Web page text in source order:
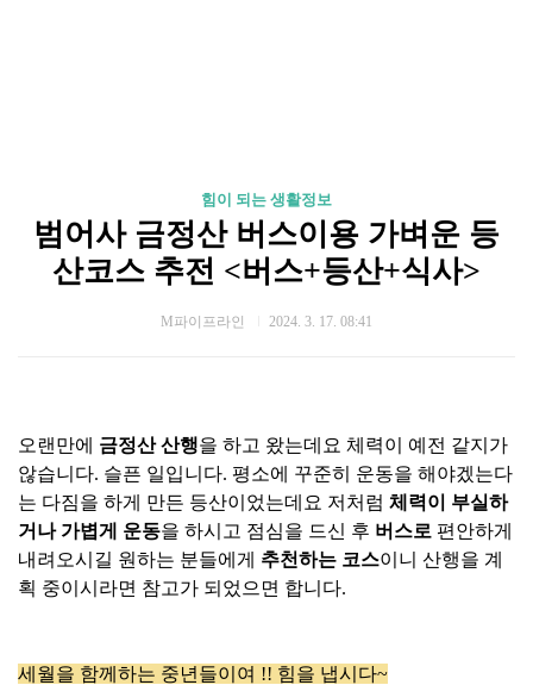
힘이 되는 생활정보
범어사 금정산 버스이용 가벼운 등
산코스 추전 <버스+등산+식사>
M파이프라인 2024. 3. 17. 08:41
오랜만에 금정산 산행을 하고 왔는데요 체력이 예전 같지가
않습니다. 슬픈 일입니다. 평소에 꾸준히 운동을 해야겠는다
는 다짐을 하게 만든 등산이었는데요 저처럼 체력이 부실하
거나 가볍게 운동을 하시고 점심을 드신 후 버스로 편안하게
내려오시길 원하는 분들에게 추천하는 코스이니 산행을 계
획 중이시라면 참고가 되었으면 합니다.
세월을 함께하는 중년들이여 !! 힘을 냅시다~